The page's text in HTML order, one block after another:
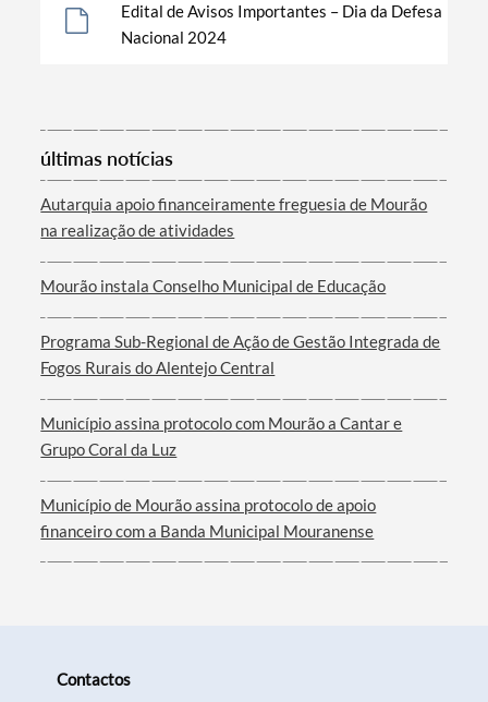
Categorias gerais
Edital de Avisos Importantes – Dia da Defesa
Nacional 2024
últimas notícias
Autarquia apoio financeiramente freguesia de Mourão
na realização de atividades
Mourão instala Conselho Municipal de Educação
Programa Sub-Regional de Ação de Gestão Integrada de
Fogos Rurais do Alentejo Central
Município assina protocolo com Mourão a Cantar e
Grupo Coral da Luz
Município de Mourão assina protocolo de apoio
financeiro com a Banda Municipal Mouranense
Contactos